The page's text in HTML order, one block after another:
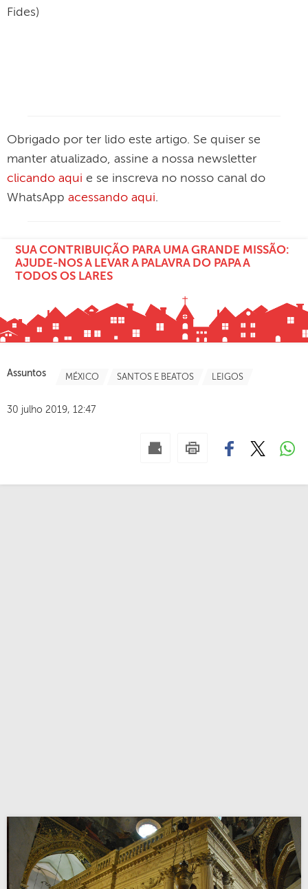
Fides)
Obrigado por ter lido este artigo. Se quiser se
manter atualizado, assine a nossa newsletter
clicando aqui e se inscreva no nosso canal do
WhatsApp acessando aqui
SUA CONTRIBUIÇÃO PARA UMA GRANDE MISSÃO:
AJUDE-NOS A LEVAR A PALAVRA DO PAPA A
TODOS OS LARES
Assuntos MÉXICO SANTOS E BEATOS LEIGOS
30 julho 2019, 12:47